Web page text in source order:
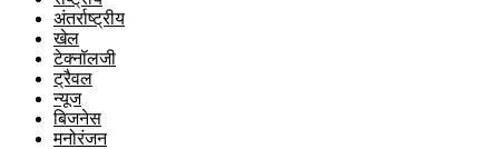
अंतर्राष्ट्रीय
खेल
टेक्नॉलजी
ट्रैवल
न्यूज
बिजनेस
मनोरंजन